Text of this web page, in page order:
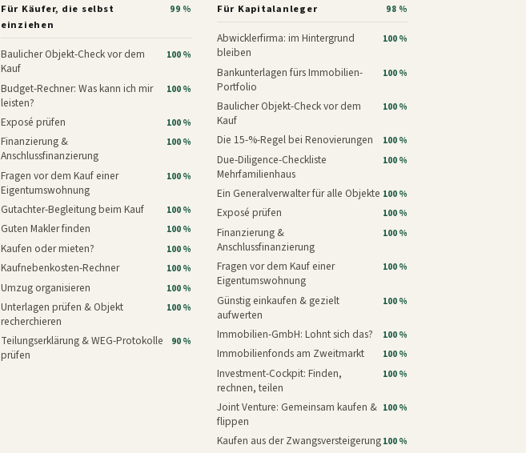
Für Käufer, die selbst
einziehen
99 %
Baulicher Objekt-Check vor dem
Kauf
100 %
Budget-Rechner: Was kann ich mir
leisten?
100 %
Exposé prüfen 100 %
Finanzierung &
Anschlussfinanzierung
100 %
Fragen vor dem Kauf einer
Eigentumswohnung
100 %
Gutachter-Begleitung beim Kauf 100 %
Guten Makler finden 100 %
Kaufen oder mieten? 100 %
Kaufnebenkosten-Rechner 100 %
Umzug organisieren 100 %
Unterlagen prüfen & Objekt
recherchieren
100 %
Teilungserklärung & WEG-Protokolle
prüfen
90 %
Für Kapitalanleger 98 %
Abwicklerfirma: im Hintergrund
bleiben
100 %
Bankunterlagen fürs Immobilien-
Portfolio
100 %
Baulicher Objekt-Check vor dem
Kauf
100 %
Die 15-%-Regel bei Renovierungen 100 %
Due-Diligence-Checkliste
Mehrfamilienhaus
100 %
Ein Generalverwalter für alle Objekte 100 %
Exposé prüfen 100 %
Finanzierung &
Anschlussfinanzierung
100 %
Fragen vor dem Kauf einer
Eigentumswohnung
100 %
Günstig einkaufen & gezielt
aufwerten
100 %
Immobilien-GmbH: Lohnt sich das? 100 %
Immobilienfonds am Zweitmarkt 100 %
Investment-Cockpit: Finden,
rechnen, teilen
100 %
Joint Venture: Gemeinsam kaufen &
flippen
100 %
Kaufen aus der Zwangsversteigerung100 %